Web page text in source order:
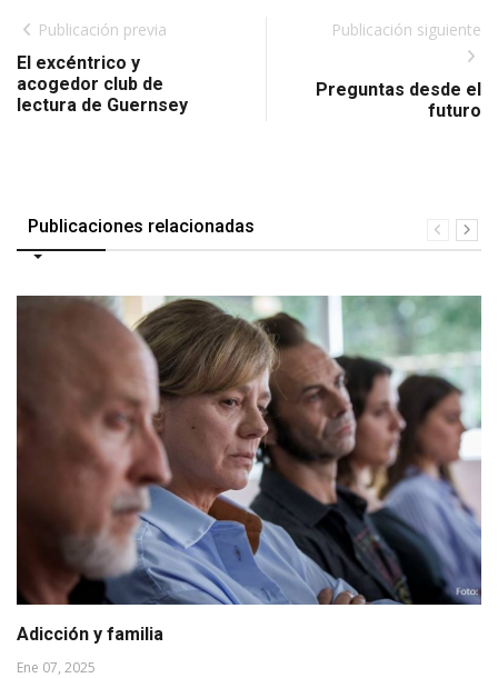
Publicación previa
El excéntrico y
acogedor club de
lectura de Guernsey
Publicación siguiente
Preguntas desde el
futuro
Publicaciones relacionadas
Adicción y familia
Ene 07, 2025